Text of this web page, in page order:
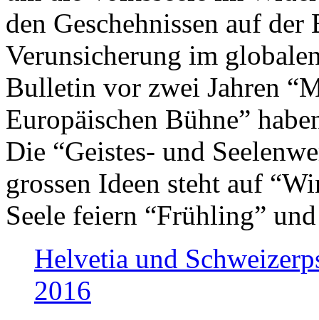
den Geschehnissen auf
Verunsicherung im
Bulletin vor zwei Jahren
Europäischen Bühne”
Die “Geistes- und
grossen Ideen steht auf
Seele feiern “Frühling”
Helvetia und
2016